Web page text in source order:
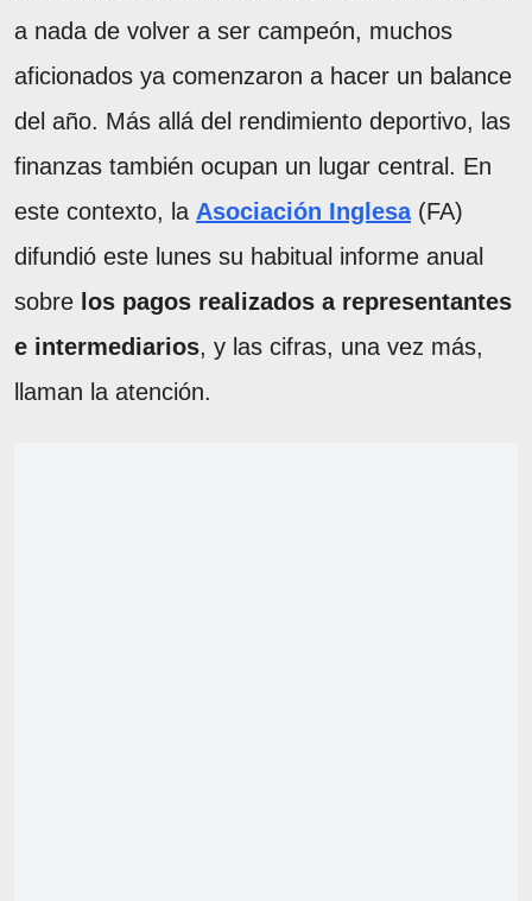
a nada de volver a ser campeón, muchos
aficionados ya comenzaron a hacer un balance
del año. Más allá del rendimiento deportivo, las
finanzas también ocupan un lugar central. En
este contexto, la Asociación Inglesa(FA)
difundió este lunes su habitual informe anual
sobre los pagos realizados a representantes
e intermediarios, y las cifras, una vez más,
llaman la atención.